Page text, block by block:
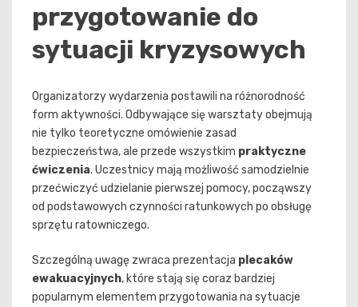
przygotowanie do
sytuacji kryzysowych
Organizatorzy wydarzenia postawili na różnorodność
form aktywności. Odbywające się warsztaty obejmują
nie tylko teoretyczne omówienie zasad
bezpieczeństwa, ale przede wszystkim praktyczne
ćwiczenia. Uczestnicy mają możliwość samodzielnie
przećwiczyć udzielanie pierwszej pomocy, począwszy
od podstawowych czynności ratunkowych po obsługę
sprzętu ratowniczego.
Szczególną uwagę zwraca prezentacja plecaków
ewakuacyjnych, które stają się coraz bardziej
popularnym elementem przygotowania na sytuacje